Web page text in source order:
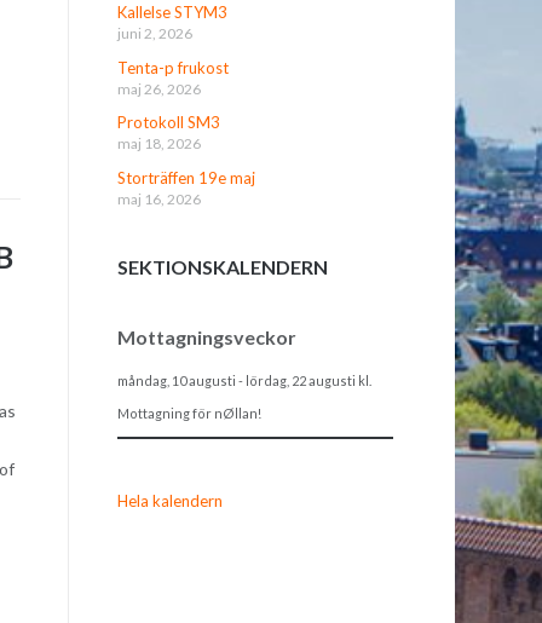
Kallelse STYM3
juni 2, 2026
Tenta-p frukost
maj 26, 2026
Protokoll SM3
maj 18, 2026
Storträffen 19e maj
maj 16, 2026
SEKTIONSKALENDERN
Mottagningsveckor
måndag, 10 augusti - lördag, 22 augusti kl.
Mottagning för nØllan!
Hela kalendern